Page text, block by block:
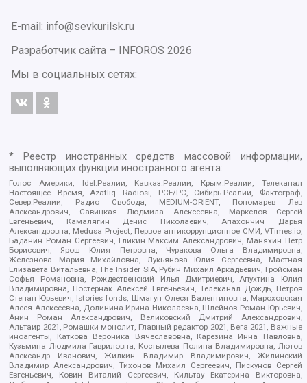
E-mail: info@sevkurilsk.ru
Разработчик сайта –
INFOROS 2026
Мы в социальных сетях:
* Реестр иностранных средств массовой информации,
выполняющих функции иностранного агента:
Голос Америки, Idel.Реалии, Кавказ.Реалии, Крым.Реалии, Телеканал
Настоящее Время, Azatliq Radiosi, PCE/PC, Сибирь.Реалии, Фактограф,
Север.Реалии, Радио Свобода, MEDIUM-ORIENT, Пономарев Лев
Александрович, Савицкая Людмила Алексеевна, Маркелов Сергей
Евгеньевич, Камалягин Денис Николаевич, Апахончич Дарья
Александровна, Medusa Project, Первое антикоррупционное СМИ, VTimes.io,
Баданин Роман Сергеевич, Гликин Максим Александрович, Маняхин Петр
Борисович, Ярош Юлия Петровна, Чуракова Ольга Владимировна,
Железнова Мария Михайловна, Лукьянова Юлия Сергеевна, Маетная
Елизавета Витальевна, The Insider SIA, Рубин Михаил Аркадьевич, Гройсман
Софья Романовна, Рождественский Илья Дмитриевич, Апухтина Юлия
Владимировна, Постернак Алексей Евгеньевич, Телеканал Дождь, Петров
Степан Юрьевич, Istories fonds, Шмагун Олеся Валентиновна, Мароховская
Алеся Алексеевна, Долинина Ирина Николаевна, Шлейнов Роман Юрьевич,
Анин Роман Александрович, Великовский Дмитрий Александрович,
Альтаир 2021, Ромашки монолит, Главный редактор 2021, Вега 2021, Важные
иноагенты, Каткова Вероника Вячеславовна, Карезина Инна Павловна,
Кузьмина Людмила Гавриловна, Костылева Полина Владимировна, Лютов
Александр Иванович, Жилкин Владимир Владимирович, Жилинский
Владимир Александрович, Тихонов Михаил Сергеевич, Пискунов Сергей
Евгеньевич, Ковин Виталий Сергеевич, Кильтау Екатерина Викторовна,